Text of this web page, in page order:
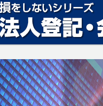
人登記・会社設立の方法、見つかりま